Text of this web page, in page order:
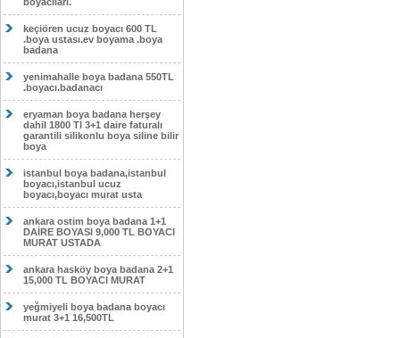
keçiören ucuz boyacı 600 TL
.boya ustası.ev boyama .boya
badana
yenimahalle boya badana 550TL
.boyacı.badanacı
eryaman boya badana herşey
dahil 1800 Tl 3+1 daire faturalı
garantili silikonlu boya siline bilir
boya
istanbul boya badana,istanbul
boyacı,istanbul ucuz
boyacı,boyacı murat usta
ankara ostim boya badana 1+1
DAİRE BOYASI 9,000 TL BOYACI
MURAT USTADA
ankara hasköy boya badana 2+1
15,000 TL BOYACI MURAT
yeğmiyeli boya badana boyacı
murat 3+1 16,500TL